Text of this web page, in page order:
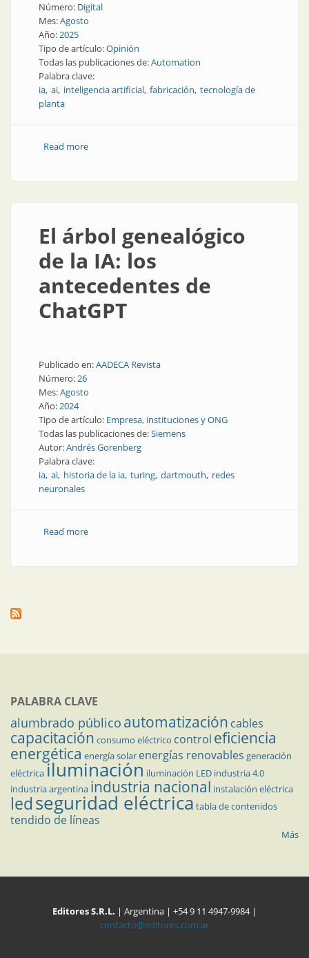
Número: Digital
Mes:Agosto
Año:2025
Tipo de artículo:Opinión
Todas las publicaciones de:Automation
Palabra clave:
ia ai inteligencia artificial fabricación tecnología de
planta
Read moreabout IA ética: por qué tanto interés en la fabricación
El árbol genealógico
de la IA: los
antecedentes de
ChatGPT
Publicado en:AADECA Revista
Número:26
Mes:Agosto
Año:2024
Tipo de artículo: Empresa, instituciones y ONG
Todas las publicaciones de:Siemens
Autor:Andrés Gorenberg
Palabra clave:
ia ai historia de la ia turing dartmouth redes
neuronales
Read moreabout El árbol genealógico de la IA: los antecedentes
PALABRA CLAVE
alumbrado público automatización cables
capacitación consumo eléctrico control eficiencia
energética energía solar energías renovables generación
eléctricailuminación iluminación LED industria 4.0
industria argentina industria nacional instalación eléctrica
ledseguridad eléctrica tabla de contenidos
tendido de líneas
Más
Editores S.R.L. | Argentina | +54 9 11 4947-9984 |
contacto@editores.com.ar